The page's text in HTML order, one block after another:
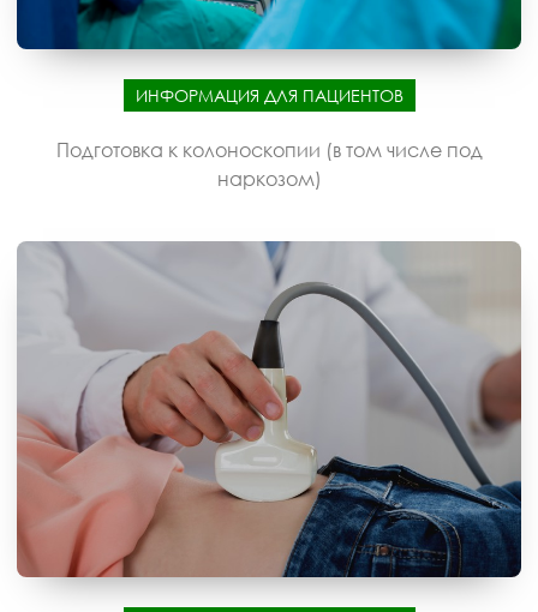
ИНФОРМАЦИЯ ДЛЯ ПАЦИЕНТОВ
Подготовка к колоноскопии (в том числе под
наркозом)